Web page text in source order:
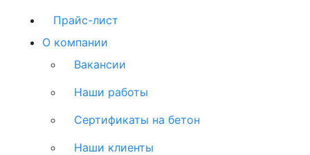
Прайс-лист
О компании
Вакансии
Наши работы
Сертификаты на бетон
Наши клиенты